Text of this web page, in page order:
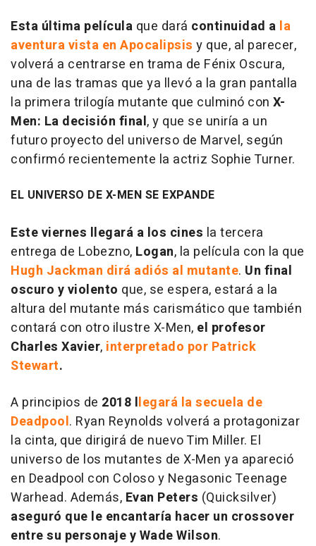
Esta última película que dará continuidad a la
aventura vista en Apocalipsis y que, al parecer,
volverá a centrarse en trama de Fénix Oscura,
una de las tramas que ya llevó a la gran pantalla
la primera trilogía mutante que culminó con X-
Men: La decisión final, y que se uniría a un
futuro proyecto del universo de Marvel, según
confirmó recientemente la actriz Sophie Turner.
EL UNIVERSO DE X-MEN SE EXPANDE
Este viernes llegará a los cines la tercera
entrega de Lobezno, Logan, la película con la que
Hugh Jackman dirá adiós al mutante. Un final
oscuro y violento que, se espera, estará a la
altura del mutante más carismático que también
contará con otro ilustre X-Men, el profesor
Charles Xavier, interpretado por Patrick
Stewart.
A principios de 2018 llegará la secuela de
Deadpool. Ryan Reynolds volverá a protagonizar
la cinta, que dirigirá de nuevo Tim Miller. El
universo de los mutantes de X-Men ya apareció
en Deadpool con Coloso y Negasonic Teenage
Warhead. Además, Evan Peters (Quicksilver)
aseguró que le encantaría hacer un crossover
entre su personaje y Wade Wilson.